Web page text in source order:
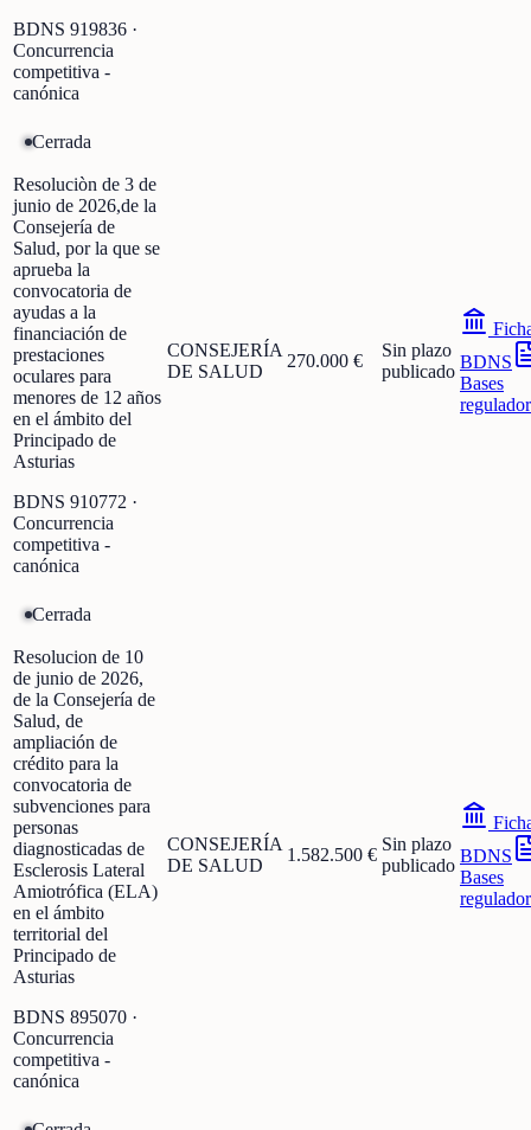
BDNS 919836 ·
Concurrencia
competitiva -
canónica
Cerrada
Resoluciòn de 3 de
junio de 2026,de la
Consejería de
Salud, por la que se
aprueba la
convocatoria de
ayudas a la
financiación de
prestaciones
oculares para
menores de 12 años
en el ámbito del
Principado de
Asturias
BDNS 910772 ·
Concurrencia
competitiva -
canónica
CONSEJERÍA
DE SALUD
270.000 €
Sin plazo
publicado BDNS
Bases
Cerrada
Resolucion de 10
de junio de 2026,
de la Consejería de
Salud, de
ampliación de
crédito para la
convocatoria de
subvenciones para
personas
diagnosticadas de
Esclerosis Lateral
Amiotrófica (ELA)
en el ámbito
territorial del
Principado de
Asturias
BDNS 895070 ·
Concurrencia
competitiva -
canónica
CONSEJERÍA
DE SALUD
1.582.500 €
Sin plazo
publicado BDNS
Bases